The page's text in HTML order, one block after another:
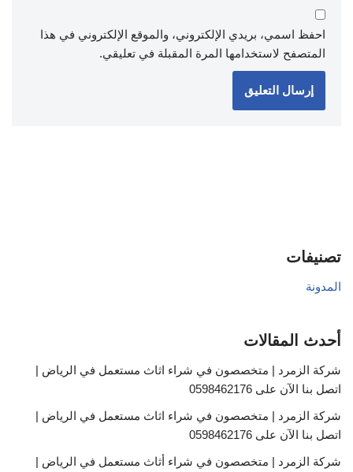
احفظ اسمي، بريدي الإلكتروني، والموقع الإلكتروني في هذا
المتصفح لاستخدامها المرة المقبلة في تعليقي.
تصنيفات
المدونة
أحدث المقالات
شركة الزمرد | متخصصون في شراء اثاث مستعمل في الرياض |
اتصل بنا الآن على 0598462176
شركة الزمرد | متخصصون في شراء اثاث مستعمل في الرياض |
اتصل بنا الآن على 0598462176
شركة الزمرد | متخصصون في شراء أثاث مستعمل في الرياض |